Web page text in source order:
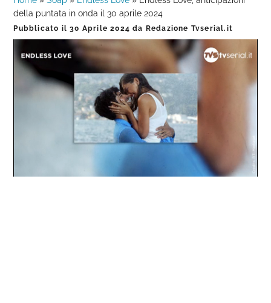
della puntata in onda il 30 aprile 2024
Pubblicato il30 Aprile 2024 da Redazione Tvserial.it
0%
0%